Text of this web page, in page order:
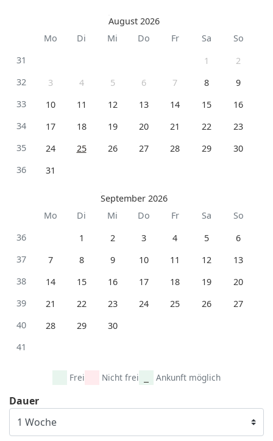
August 2026
Mo
Di Mi Do Fr Sa
So
31
1
2
32
3 4 5 6 7 8
9
33
10 11 12 13 14 15
16
34
17 18 19 20 21 22
23
35
24 25 26 27 28 29
30
36
31
September 2026
Mo
Di Mi Do Fr Sa
So
36
1 2 3 4 5
6
37
7 8 9 10 11 12
13
38
14 15 16 17 18 19
20
39
21 22 23 24 25 26
27
40
28 29
30
41
Frei Nicht frei Ankunft möglich
Dauer